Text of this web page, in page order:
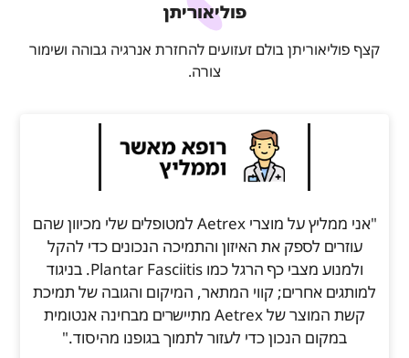
פוליאוריתן
קצף פוליאוריתן בולם זעזועים להחזרת אנרגיה גבוהה ושימור
צורה.
"אני ממליץ על מוצרי Aetrex למטופלים שלי מכיוון שהם
עוזרים לספק את האיזון והתמיכה הנכונים כדי להקל
ולמנוע מצבי כף הרגל כמו Plantar Fasciitis. בניגוד
למותגים אחרים; קווי המתאר, המיקום והגובה של תמיכת
קשת המוצר של Aetrex מתיישרים מבחינה אנטומית
במקום הנכון כדי לעזור לתמוך בגופנו מהיסוד."